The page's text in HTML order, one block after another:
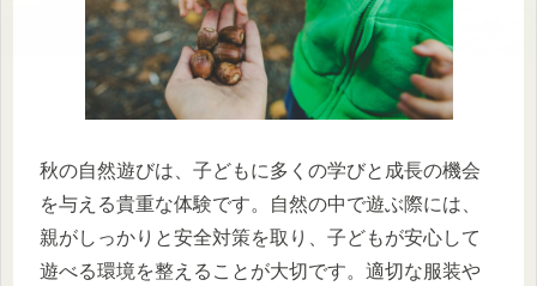
秋の自然遊びは、子どもに多くの学びと成長の機会
を与える貴重な体験です。自然の中で遊ぶ際には、
親がしっかりと安全対策を取り、子どもが安心して
遊べる環境を整えることが大切です。適切な服装や